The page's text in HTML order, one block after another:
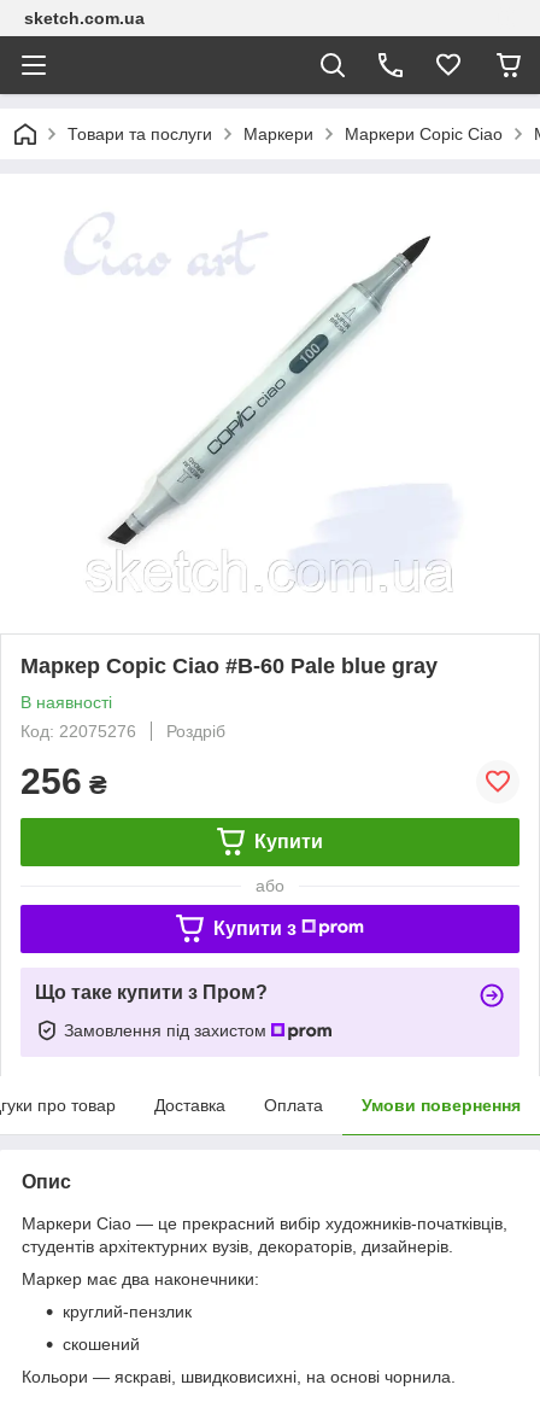
sketch.com.ua
Товари та послуги Маркери Маркери Copic Сіао
Маркер Copic Ciao #B-60 Pale blue gray
В наявності
Код: 22075276
Роздріб
256 ₴
Купити
або
Купити з
Що таке купити з Пром?
Замовлення під захистом
про товар Доставка Оплата Умови повернення
Опис
Маркери Ciao — це прекрасний вибір художників-початківців,
студентів архітектурних вузів, декораторів, дизайнерів.
Маркер має два наконечники:
круглий-пензлик
скошений
Кольори — яскраві, швидковисихні, на основі чорнила.